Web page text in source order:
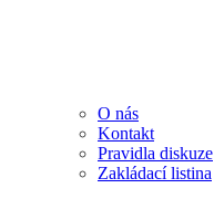
O nás
Kontakt
Pravidla diskuze
Zakládací listina